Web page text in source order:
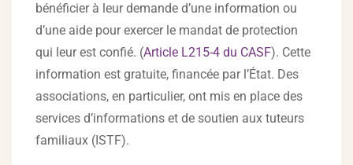
bénéficier à leur demande d’une information ou
d’une aide pour exercer le mandat de protection
qui leur est confié. (Article L215-4 du CASF). Cette
information est gratuite, financée par l’État. Des
associations, en particulier, ont mis en place des
services d’informations et de soutien aux tuteurs
familiaux (ISTF).